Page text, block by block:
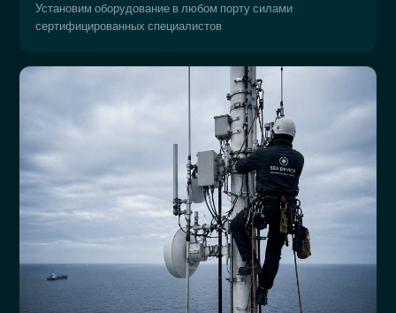
Установим оборудование в любом порту силами
сертифицированных специалистов